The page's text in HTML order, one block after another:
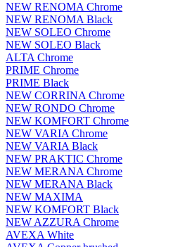
NEW RENOMA Chrome
NEW RENOMA Black
NEW SOLEO Chrome
NEW SOLEO Black
ALTA Chrome
PRIME Chrome
PRIME Black
NEW CORRINA Chrome
NEW RONDO Chrome
NEW KOMFORT Chrome
NEW VARIA Chrome
NEW VARIA Black
NEW PRAKTIC Chrome
NEW MERANA Chrome
NEW MERANA Black
NEW MAXIMA
NEW KOMFORT Black
NEW AZZURA Chrome
AVEXA White